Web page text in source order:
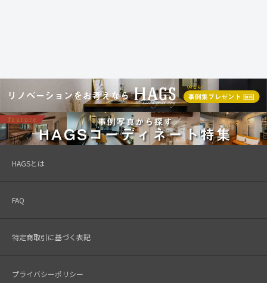
HAGSとは
FAQ
特定商取引に基づく表記
プライバシーポリシー